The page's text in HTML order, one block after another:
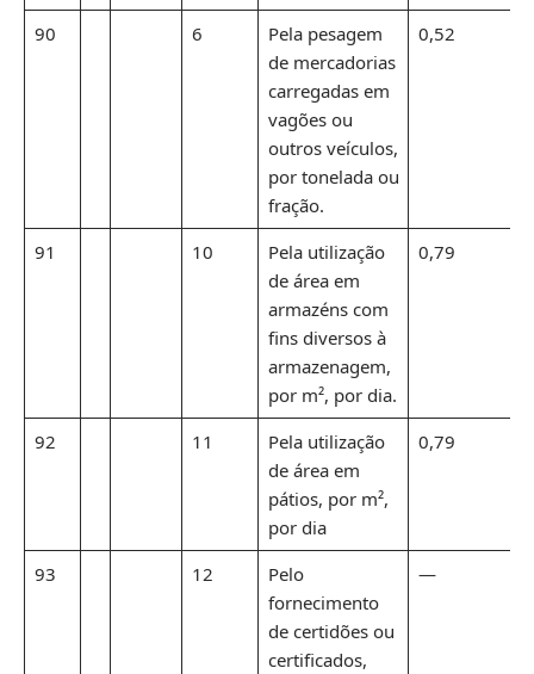
90 6
Pela pesagem
de mercadorias
carregadas em
vagões ou
outros veículos,
por tonelada ou
fração.
0,52
91 10
Pela utilização
de área em
armazéns com
fins diversos à
armazenagem,
por m², por dia.
0,79
92 11
Pela utilização
de área em
pátios, por m²,
por dia
0,79
93 12
Pelo
fornecimento
de certidões ou
certificados,
—